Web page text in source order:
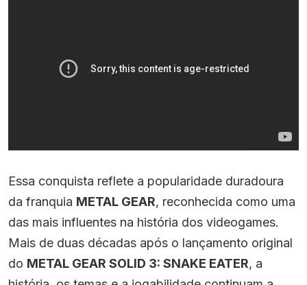
Essa conquista reflete a popularidade duradoura
da franquia METAL GEAR, reconhecida como uma
das mais influentes na história dos videogames.
Mais de duas décadas após o lançamento original
do METAL GEAR SOLID 3: SNAKE EATER, a